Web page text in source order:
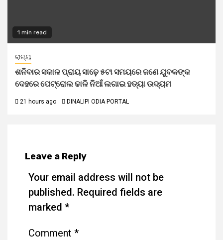
1 min read
ରାଜ୍ୟ
ଶନିବାର ସକାଳ ପ୍ରାୟ ସାଢ଼େ ୫ଟା ସମୟରେ ଜଣେ ଯୁବକଙ୍କ
ଦେହରେ ପେଟ୍ରୋଲ ଢାଳି ନିଆଁ ଲଗାଇ ହତ୍ୟା ଉଦ୍ୟମ
21 hours ago DINALIPI ODIA PORTAL
Leave a Reply
Your email address will not be
published. Required fields are
marked *
Comment *